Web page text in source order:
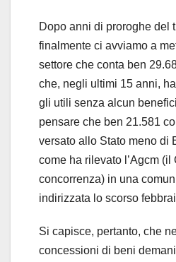
Dopo anni di proroghe del
finalmente ci avviamo a
settore che conta ben
che, negli ultimi 15 anni,
gli utili senza alcun
pensare che ben 21.581
versato allo Stato meno di
come ha rilevato l’Agcm (il
concorrenza) in una
indirizzata lo scorso
Si capisce, pertanto, che
concessioni di beni